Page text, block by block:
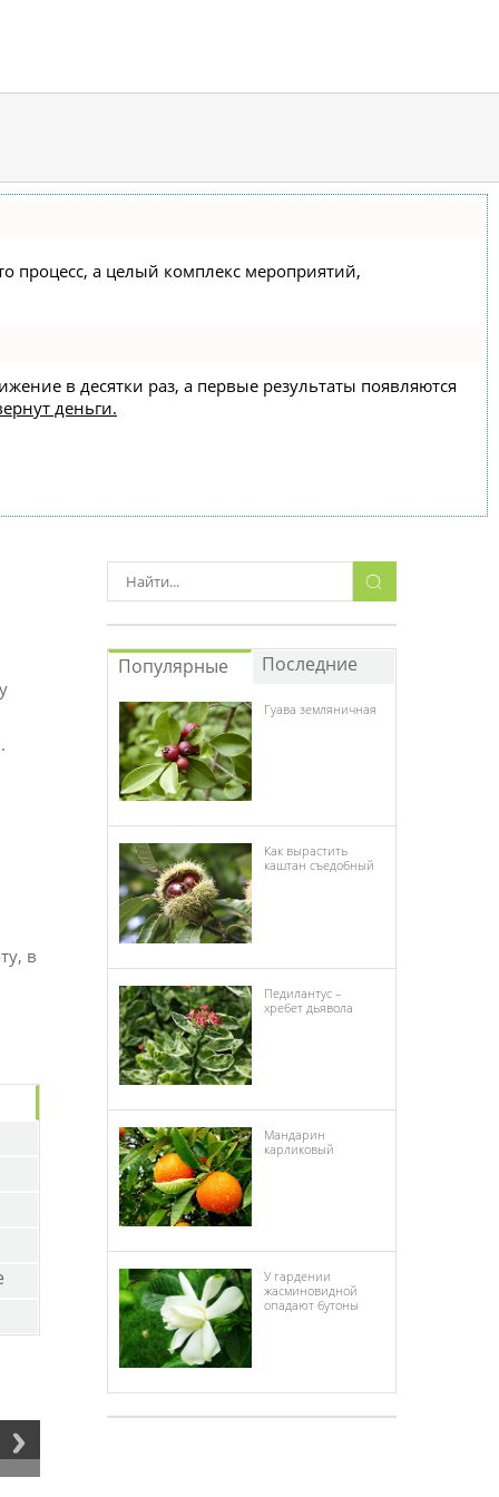
процесс, а целый комплекс мероприятий,
в десятки раз, а первые результаты появляются
деньги.
в
Популярные Последние
Гуава земляничная
Как вырастить
каштан съедобный
Педилантус –
хребет дьявола
Мандарин
карликовый
У гардении
жасминовидной
опадают бутоны